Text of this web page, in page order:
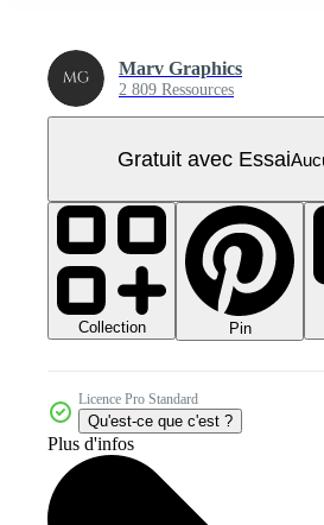
Marv Graphics
2 809 Ressources
Gratuit avec Essai
Collection Pin
Licence Pro Standard
Qu'est-ce que c'est ?
Plus d'infos